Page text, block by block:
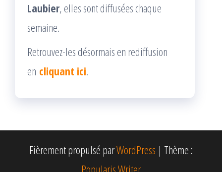
Laubier, elles sont diffusées chaque
semaine.
Retrouvez-les désormais en rediffusion
en cliquant ici.
Fièrement propulsé parWordPress | Thème :